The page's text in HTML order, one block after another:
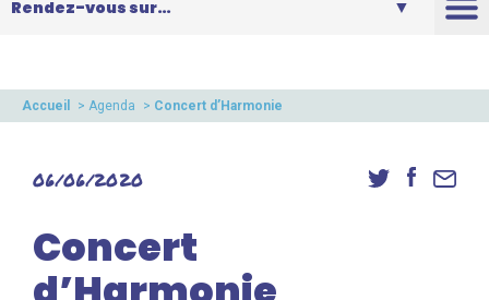
Saison
Danse
Accès élèves et familles
Accueil > Agenda > Concert d’Harmonie
06/06/2020
Concert